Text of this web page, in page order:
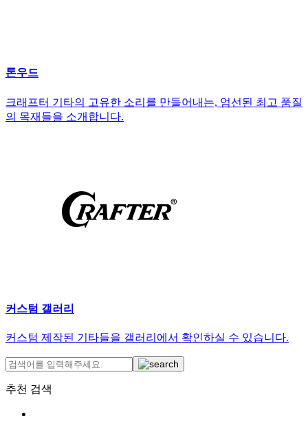
톤우드
크래프터 기타의 고유한 소리를 만들어내는, 엄선된 최고 품질
의 목재들을 소개합니다.
커스텀 갤러리
커스텀 제작된 기타들을 갤러리에서 확인하실 수 있습니다.
추천 검색